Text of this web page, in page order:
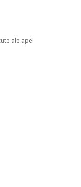
ale apei